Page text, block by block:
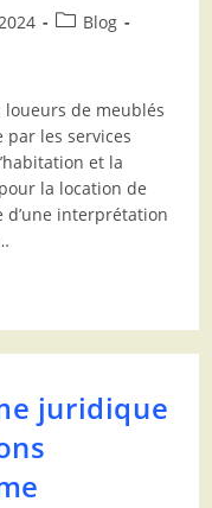
Blog
de meublés
les services
et la
la location de
d’une interprétation
juridique